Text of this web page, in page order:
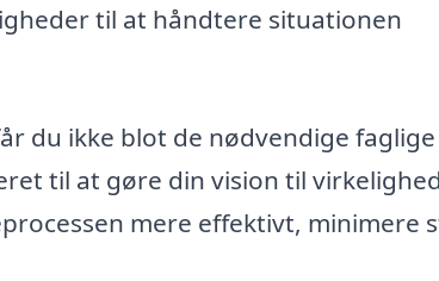
til at håndtere situationen
du ikke blot de nødvendige faglige
til at gøre din vision til
mere effektivt, minimere